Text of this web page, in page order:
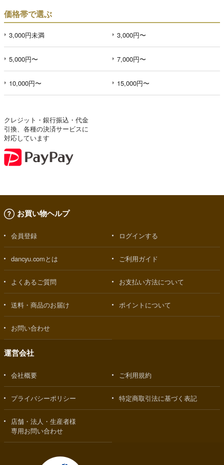
価格帯で選ぶ
3,000円未満 3,000円〜
5,000円〜 7,000円〜
10,000円〜 15,000円〜
クレジット・銀行振込・代金
引換、各種の決済サービスに
対応しています
お買い物ヘルプ
会員登録 ログインする
dancyu.comとは ご利用ガイド
よくあるご質問 お支払い方法について
送料・商品のお届け ポイントについて
お問い合わせ
運営会社
会社概要 ご利用規約
プライバシーポリシー 特定商取引法に基づく表記
店舗・法人・生産者様
専用お問い合わせ